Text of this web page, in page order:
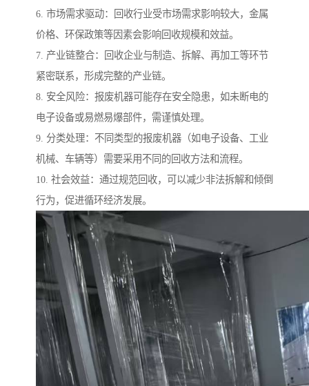
6. 市场需求驱动：回收行业受市场需求影响较大，金属
价格、环保政策等因素会影响回收规模和效益。
7. 产业链整合：回收企业与制造、拆解、再加工等环节
紧密联系，形成完整的产业链。
8. 安全风险：报废机器可能存在安全隐患，如未断电的
电子设备或易燃易爆部件，需谨慎处理。
9. 分类处理：不同类型的报废机器（如电子设备、工业
机械、车辆等）需要采用不同的回收方法和流程。
10. 社会效益：通过规范回收，可以减少非法拆解和倾倒
行为，促进循环经济发展。